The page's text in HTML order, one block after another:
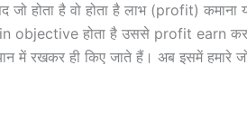
होता है वो होता है लाभ (profit) कमाना
objective होता है उससे profit earn
में रखकर ही किए जाते हैं। अब इसमें हमारे